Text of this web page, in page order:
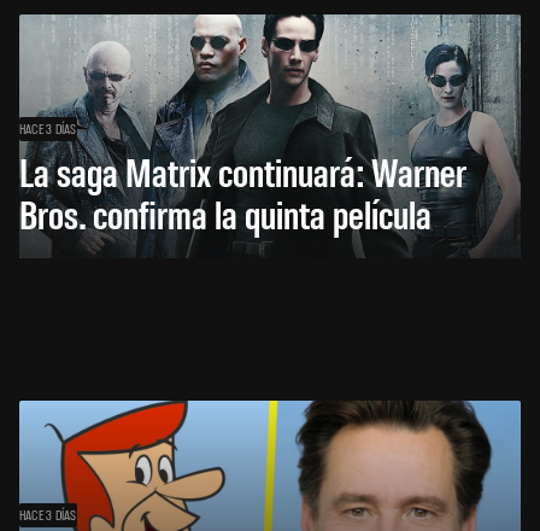
HACE 3 DÍAS
La saga Matrix continuará: Warner
Bros. confirma la quinta película
HACE 3 DÍAS